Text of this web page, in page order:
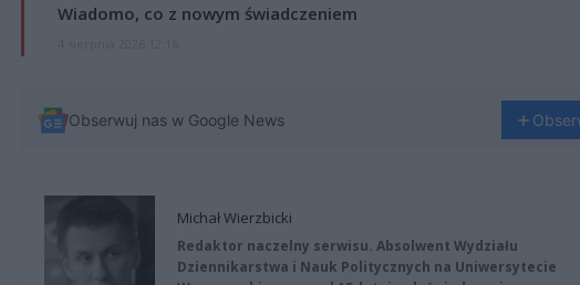
Wiadomo, co z nowym świadczeniem
Obserwuj nas w Google News
Michał Wierzbicki
Redaktor naczelny serwisu. Absolwent Wydziału
Dziennikarstwa i Nauk Politycznych na Uniwersytecie